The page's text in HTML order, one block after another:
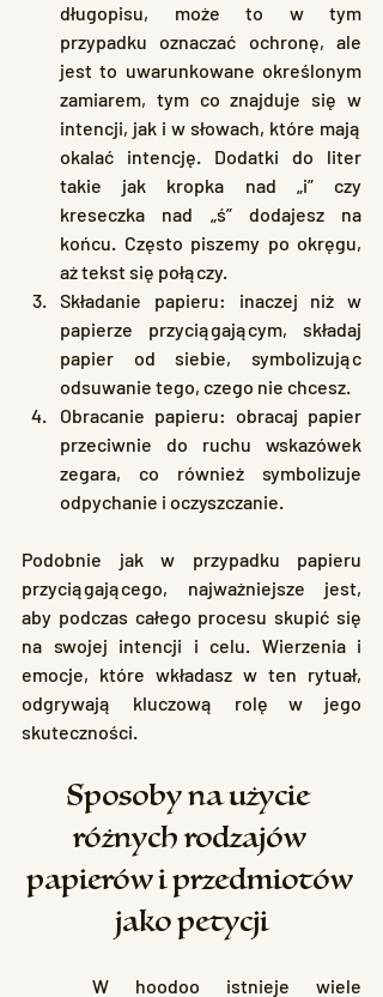
długopisu, może to w tym
przypadku oznaczać ochronę, ale
jest to uwarunkowane określonym
zamiarem, tym co znajduje się w
intencji, jak i w słowach, które mają
okalać intencję. Dodatki do liter
takie jak kropka nad „i” czy
kreseczka nad „ś” dodajesz na
końcu. Często piszemy po okręgu,
aż tekst się połączy.
Składanie papieru: inaczej niż w
papierze przyciągającym, składaj
papier od siebie, symbolizując
odsuwanie tego, czego nie chcesz.
Obracanie papieru: obracaj papier
przeciwnie do ruchu wskazówek
zegara, co również symbolizuje
odpychanie i oczyszczanie.
Podobnie jak w przypadku papieru
przyciągającego, najważniejsze jest,
aby podczas całego procesu skupić się
na swojej intencji i celu. Wierzenia i
emocje, które wkładasz w ten rytuał,
odgrywają kluczową rolę w jego
skuteczności.
Sposoby na użycie
różnych rodzajów
papierów i przedmiotów
jako petycji